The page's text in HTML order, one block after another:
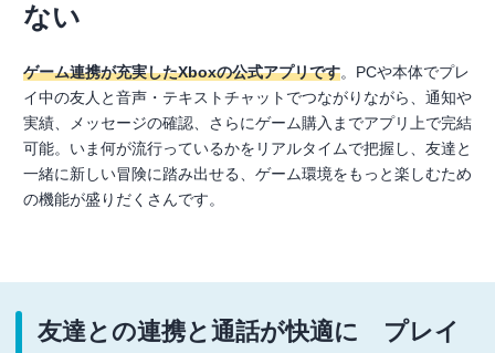
ない
ゲーム連携が充実したXboxの公式アプリです。PCや本体でプレ
イ中の友人と音声・テキストチャットでつながりながら、通知や
実績、メッセージの確認、さらにゲーム購入までアプリ上で完結
可能。いま何が流行っているかをリアルタイムで把握し、友達と
一緒に新しい冒険に踏み出せる、ゲーム環境をもっと楽しむため
の機能が盛りだくさんです。
友達との連携と通話が快適に プレイ